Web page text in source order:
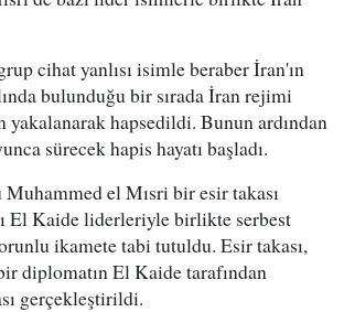
cihat yanlısı isimle beraber İran'ın
bulunduğu bir sırada İran rejimi
yakalanarak hapsedildi. Bunun ardından
sürecek hapis hayatı başladı.
Muhammed el Mısri bir esir takası
El Kaide liderleriyle birlikte serbest
ikamete tabi tutuldu. Esir takası,
diplomatın El Kaide tarafından
gerçekleştirildi.